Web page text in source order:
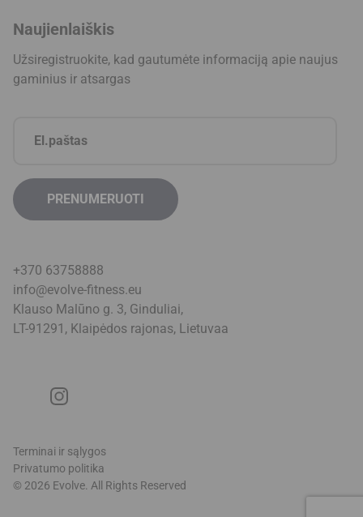
Naujienlaiškis
Užsiregistruokite, kad gautumėte informaciją apie naujus
gaminius ir atsargas
+370 63758888
info@evolve-fitness.eu
Klauso Malūno g. 3, Ginduliai,
LT-91291, Klaipėdos rajonas, Lietuvaa
© 2026 Evolve. All Rights Reserved
Terminai ir sąlygos
Privatumo politika